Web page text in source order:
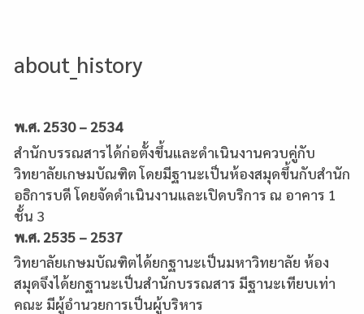
about_history
พ.ศ. 2530 – 2534
สำนักบรรณสารได้ก่อตั้งขึ้นและดำเนินงานควบคู่กับ
วิทยาลัยเกษมบัณฑิต โดยมีฐานะเป็นห้องสมุดขึ้นกับสำนัก
อธิการบดี โดยจัดดำเนินงานและเปิดบริการ ณ อาคาร 1
ชั้น 3
พ.ศ. 2535 – 2537
วิทยาลัยเกษมบัณฑิตได้ยกฐานะเป็นมหาวิทยาลัย ห้อง
สมุดจึงได้ยกฐานะเป็นสำนักบรรณสาร มีฐานะเทียบเท่า
คณะ มีผู้อำนวยการเป็นผู้บริหาร